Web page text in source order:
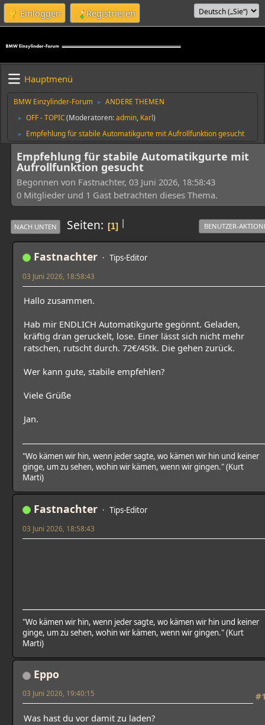
Einloggen Registrieren
Hauptmenü
BMW Einzylinder-Forum ► ANDERE THEMEN
► OFF - TOPIC(Moderatoren:admin Karl)
► Empfehlung für stabile Automatikgurte mit Aufrollfunktion gesucht
Empfehlung für stabile Automatikgurte mit
Aufrollfunktion gesucht
Begonnen von Fastnachter, 03 Juni 2026, 18:58:43
0 Mitglieder und 1 Gast betrachten dieses Thema.
|
NACH UNTEN Seiten 1 BENUTZER-
Fastnachter Tips-Editor
03 Juni 2026, 18:58:43
Hallo zusammen.
Hab mir ENDLICH Automatikgurte gegönnt. Geladen,
kräftig dran geruckelt, lose. Einer lässt sich nicht mehr
ratschen, rutscht durch. 72€/4Stk. Die gehen zurück.
Wer kann gute, stabile empfehlen?
Viele Grüße
Jan.
"Wo kämen wir hin, wenn jeder sagte, wo kämen wir hin und keiner
ginge, um zu sehen, wohin wir kämen, wenn wir gingen." (Kurt
Marti)
Fastnachter Tips-Editor
03 Juni 2026, 18:58:43
"Wo kämen wir hin, wenn jeder sagte, wo kämen wir hin und keiner
ginge, um zu sehen, wohin wir kämen, wenn wir gingen." (Kurt
Marti)
Eppo
03 Juni 2026, 19:40:15
Was hast du vor damit zu laden?